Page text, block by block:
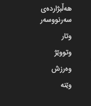
هەڵبژاردەی
سەرنووسەر
وتار
وتووێژ
وەرزش
وێنە